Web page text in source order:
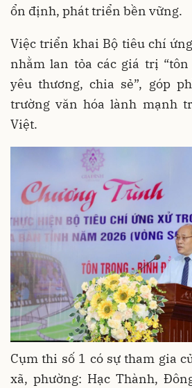
ổn định, phát triển bền vững.
Việc triển khai Bộ tiêu chí
nhằm lan tỏa các giá trị
yêu thương, chia sẻ”, góp
trường văn hóa lành mạnh
Việt.
Cụm thi số 1 có sự tham gia
xã, phường: Hạc Thành,